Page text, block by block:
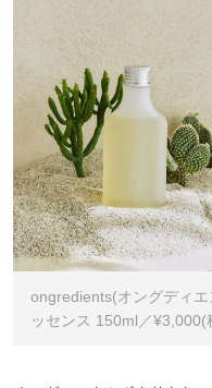
ongredients(オングディ
ッセンス 150ml／¥3,000(